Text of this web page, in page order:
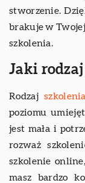
stworzenie.
brakuje w
szkolenia.
Jaki
Rodzaj
poziomu
jest mała i
rozważ
szkolenie
masz bardzo